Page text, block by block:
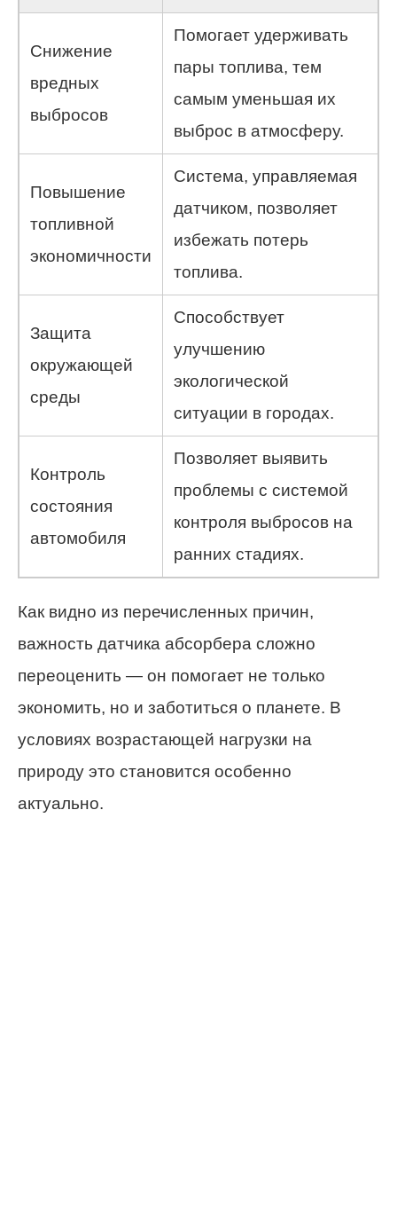
Снижение
вредных
выбросов
Помогает удерживать
пары топлива, тем
самым уменьшая их
выброс в атмосферу.
Повышение
топливной
экономичности
Система, управляемая
датчиком, позволяет
избежать потерь
топлива.
Защита
окружающей
среды
Способствует
улучшению
экологической
ситуации в городах.
Контроль
состояния
автомобиля
Позволяет выявить
проблемы с системой
контроля выбросов на
ранних стадиях.
Как видно из перечисленных причин,
важность датчика абсорбера сложно
переоценить — он помогает не только
экономить, но и заботиться о планете. В
условиях возрастающей нагрузки на
природу это становится особенно
актуально.